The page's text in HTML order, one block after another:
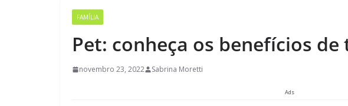
FAMÍLIA
Pet: conheça os benefícios
novembro 23, 2022 Sabrina Moretti
Ads